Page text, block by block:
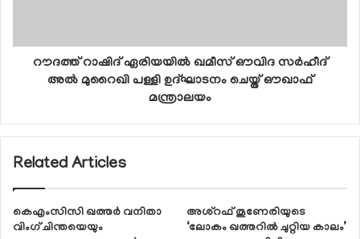
റൗദത്ത് റാഷിദ് ഏരിയയില്‍ ഖമീസ് ഔവിദ സര്‍ഹീദ്
അല്‍ മുറൈഖി പള്ളി ഉദ്ഘാടനം ചെയ്ത് ഔഖാഫ്
മന്ത്രാലയം
Related Articles
കെഎംസിസി ഖത്തര്‍ വനിതാ
വിംഗ് ചിന്തയെയും
അശ്‌റഫ് തൂണേരിയുടെ
‘ലോകം ഖത്തറില്‍ ചുറ്റിയ കാലം’